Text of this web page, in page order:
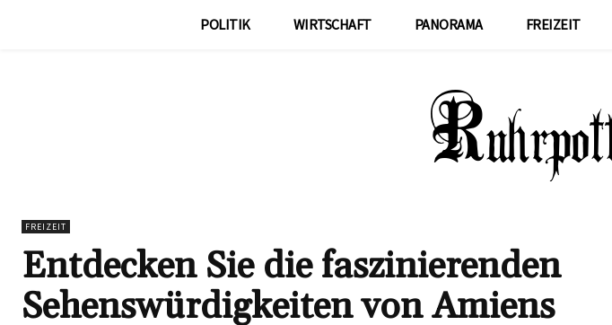
POLITIK WIRTSCHAFT PANORAMA FREIZEIT
FREIZEIT
Entdecken Sie die faszinierenden
Sehenswürdigkeiten von Amiens